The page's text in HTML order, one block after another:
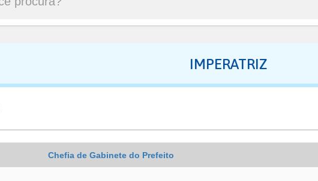
IMPERATRIZ
Chefia de Gabinete do Prefeito